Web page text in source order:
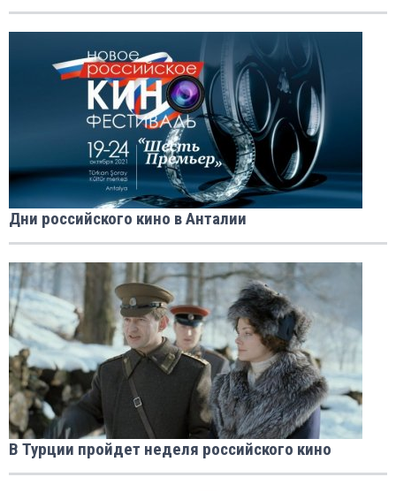
Дни российского кино в Анталии
В Турции пройдет неделя российского кино